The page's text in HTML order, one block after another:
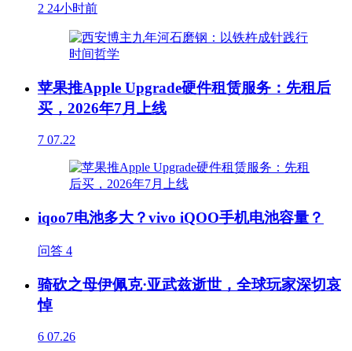
2 24小时前
苹果推Apple Upgrade硬件租赁服务：先租后
买，2026年7月上线
7 07.22
iqoo7电池多大？vivo iQOO手机电池容量？
问答 4
骑砍之母伊佩克·亚武兹逝世，全球玩家深切哀
悼
6 07.26